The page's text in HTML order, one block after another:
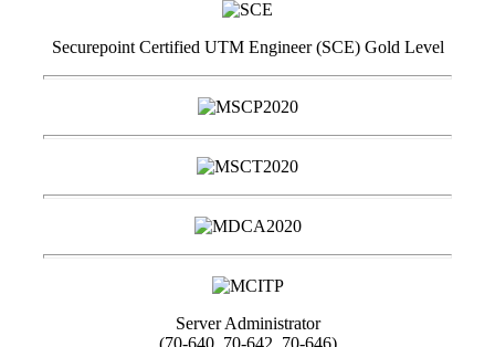
Securepoint Certified UTM Engineer (SCE) Gold Level
Server Administrator